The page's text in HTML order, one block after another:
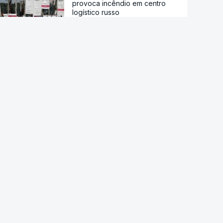
provoca incêndio em centro
logístico russo